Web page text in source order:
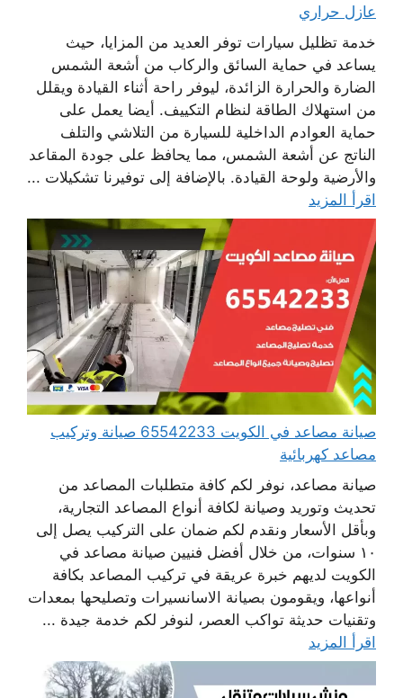
عازل حراري
خدمة تظليل سيارات توفر العديد من المزايا، حيث
يساعد في حماية السائق والركاب من أشعة الشمس
الضارة والحرارة الزائدة، ليوفر راحة أثناء القيادة ويقلل
من استهلاك الطاقة لنظام التكييف. أيضا يعمل على
حماية العوادم الداخلية للسيارة من التلاشي والتلف
الناتج عن أشعة الشمس، مما يحافظ على جودة المقاعد
والأرضية ولوحة القيادة. بالإضافة إلى توفيرنا تشكيلات ...
اقرأ المزيد
صيانة مصاعد في الكويت 65542233 صيانة وتركيب
مصاعد كهربائية
صيانة مصاعد، نوفر لكم كافة متطلبات المصاعد من
تحديث وتوريد وصيانة لكافة أنواع المصاعد التجارية،
وبأقل الأسعار ونقدم لكم ضمان على التركيب يصل إلى
١٠ سنوات، من خلال أفضل فنيين صيانة مصاعد في
الكويت لديهم خبرة عريقة في تركيب المصاعد بكافة
أنواعها، ويقومون بصيانة الاسانسيرات وتصليحها بمعدات
وتقنيات حديثة تواكب العصر، لنوفر لكم خدمة جيدة ...
اقرأ المزيد